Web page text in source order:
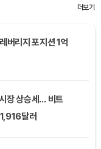
더보기
버리지 포지션 1억
장 상승세… 비트
달러